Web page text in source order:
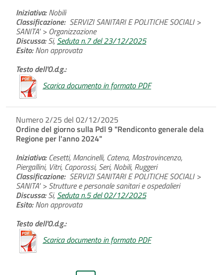
Iniziativa:Nobili
Classificazione: SERVIZI SANITARI E POLITICHE SOCIALI >
SANITA' > Organizzazione
Discussa:Si, Seduta n.7 del 23/12/2025
Esito:Non approvata
Testo dell'O.d.g.:
Scarica documento in formato PDF
Numero 2/25 del 02/12/2025
Ordine del giorno sulla Pdl 9 "Rendiconto generale dela
Regione per l'anno 2024"
Iniziativa:Cesetti, Mancinelli, Catena, Mastrovincenzo,
Piergallini, Vitri, Caporossi, Seri, Nobili, Ruggeri
Classificazione: SERVIZI SANITARI E POLITICHE SOCIALI >
SANITA' > Strutture e personale sanitari e ospedalieri
Discussa:Si, Seduta n.5 del 02/12/2025
Esito:Non approvata
Testo dell'O.d.g.:
Scarica documento in formato PDF